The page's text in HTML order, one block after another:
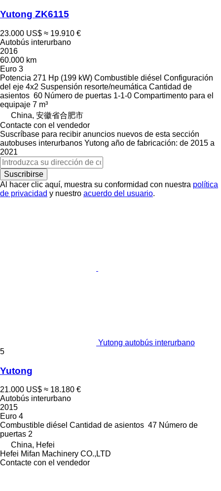
Yutong ZK6115
23.000 US$ ≈ 19.910 €
Autobús interurbano
2016
60.000 km
Euro 3
Potencia 271 Hp (199 kW) Combustible diésel Configuración
del eje 4x2 Suspensión resorte/neumática Cantidad de
asientos 60 Número de puertas 1-1-0 Compartimento para el
equipaje 7 m³
China, 安徽省合肥市
Contacte con el vendedor
Suscríbase para recibir anuncios nuevos de esta sección
autobuses interurbanos Yutong año de fabricación: de 2015 a
2021
Suscribirse
Al hacer clic aquí, muestra su conformidad con nuestra política
de privacidad y nuestro acuerdo del usuario.
Yutong autobús interurbano
5
Yutong
21.000 US$ ≈ 18.180 €
Autobús interurbano
2015
Euro 4
Combustible diésel Cantidad de asientos 47 Número de
puertas 2
China, Hefei
Hefei Mifan Machinery CO.,LTD
Contacte con el vendedor